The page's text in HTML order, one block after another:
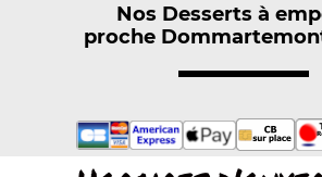
Nos Desserts à
proche